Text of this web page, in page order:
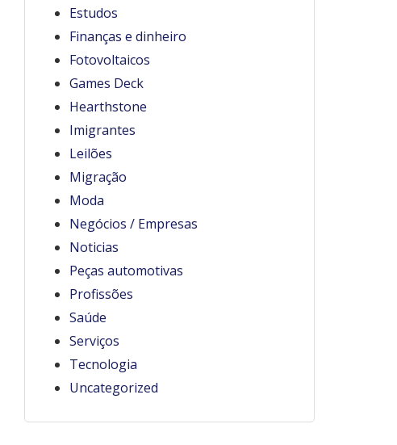
Estudos
Finanças e dinheiro
Fotovoltaicos
Games Deck
Hearthstone
Imigrantes
Leilões
Migração
Moda
Negócios / Empresas
Noticias
Peças automotivas
Profissões
Saúde
Serviços
Tecnologia
Uncategorized